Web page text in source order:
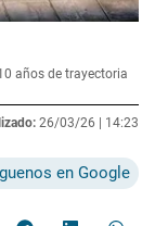
años de trayectoria
26/03/26 | 14:23
en Google